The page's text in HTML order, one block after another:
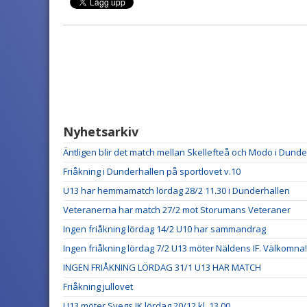
Nyhetsarkiv
Äntligen blir det match mellan Skellefteå och Modo i
Friåkning i Dunderhallen på sportlovet v.10
U13 har hemmamatch lördag 28/2 11.30 i Dunderhallen
Veteranerna har match 27/2 mot Storumans Veteraner
Ingen friåkning lördag 14/2 U10 har sammandrag
Ingen friåkning lördag 7/2 U13 möter Näldens IF. Välkomna!
INGEN FRIÅKNING LÖRDAG 31/1 U13 HAR MATCH
Friåkning jullovet